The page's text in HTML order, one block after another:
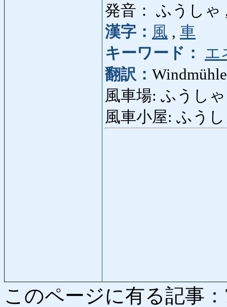
発音： ふうしゃ
漢字： 風 , 車
キーワード：
エ
翻訳： Windmühle
風車場: ふうし
風車小屋: ふう
このページに有る記事